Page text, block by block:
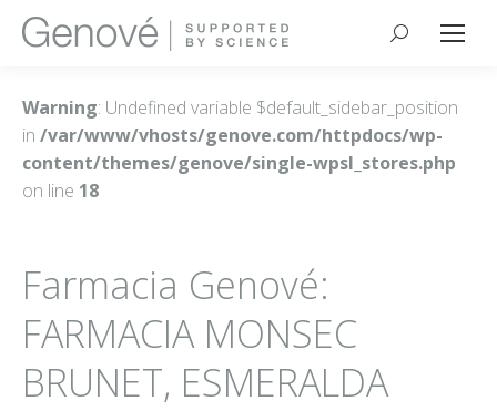
Buscar:
Warning: Undefined variable $default_sidebar_position
in /var/www/vhosts/genove.com/httpdocs/wp-
content/themes/genove/single-wpsl_stores.php
on line 18
Farmacia Genové:
FARMACIA MONSEC
BRUNET, ESMERALDA